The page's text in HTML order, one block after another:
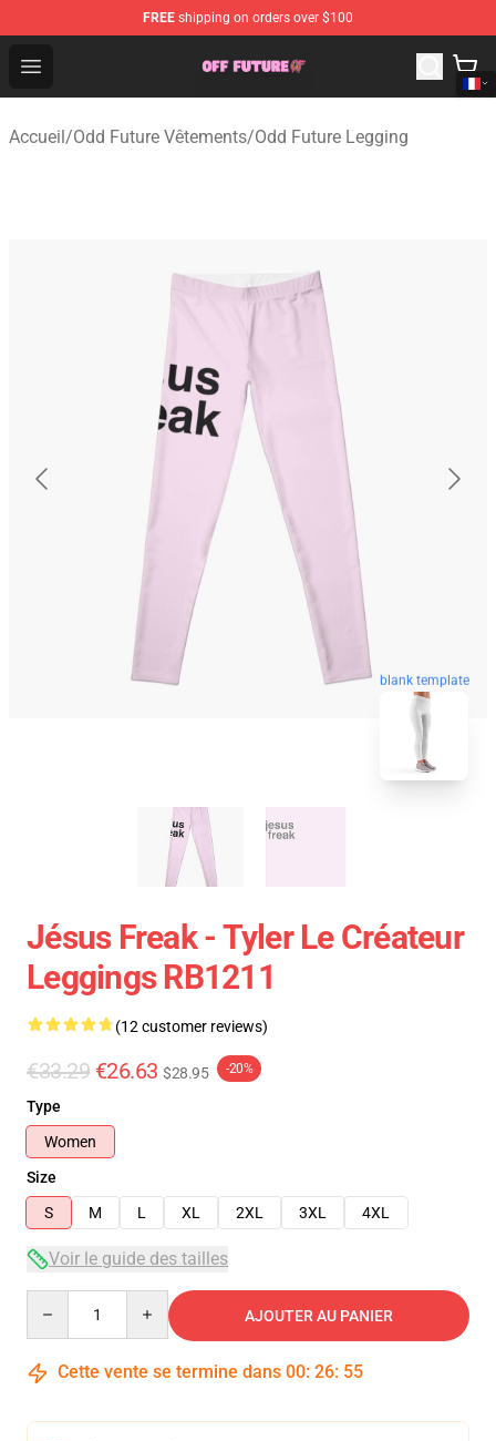
FREE shipping on orders over $100
Open menu
Odd Future Store - Official Odd Future Merchandise Shop
Accueil/Odd Future Vêtements/Odd Future Legging
blank template
Jésus Freak - Tyler Le Créateur
Leggings RB1211
(12 customer reviews)
€33.29 €26.63 $28.95 -20%
Type
Women
Size
S
M L XL 2XL 3XL 4XL
Voir le guide des tailles
AJOUTER AU PANIER
Cette vente se termine dans 00: 26: 54